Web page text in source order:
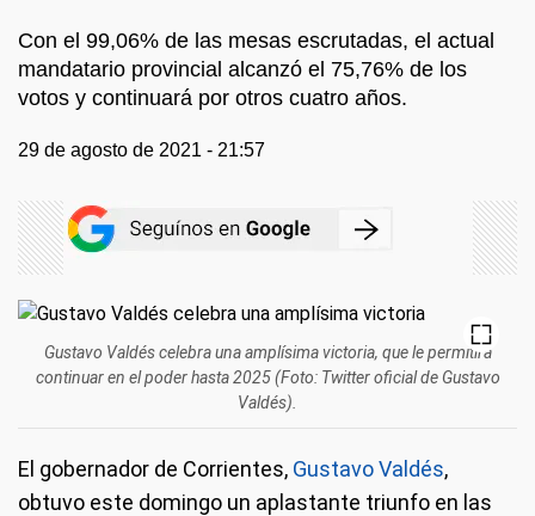
Con el 99,06% de las mesas escrutadas, el actual
mandatario provincial alcanzó el 75,76% de los
votos y continuará por otros cuatro años.
29 de agosto de 2021 - 21:57
Gustavo Valdés celebra una amplísima victoria, que le permitirá
continuar en el poder hasta 2025 (Foto: Twitter oficial de Gustavo
Valdés).
El gobernador de Corrientes, Gustavo Valdés,
obtuvo este domingo un aplastante triunfo en las